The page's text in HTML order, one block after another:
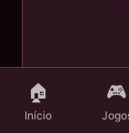
🏠
Início
🎮